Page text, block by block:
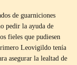
de guarniciones
pedir la ayuda de
fieles que pudiesen
Leovigildo tenía
asegurar la lealtad de